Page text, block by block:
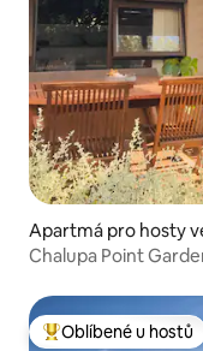
Apartmá pro hosty
Chalupa Point
Nejlepší v kategorii
Oblíbené u hostů